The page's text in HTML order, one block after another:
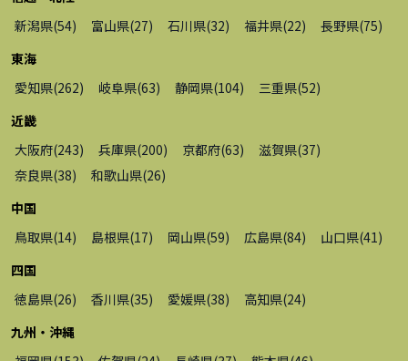
新潟県(54) 富山県(27) 石川県(32) 福井県(22) 長野県(75)
東海
愛知県(262) 岐阜県(63) 静岡県(104) 三重県(52)
近畿
大阪府(243) 兵庫県(200) 京都府(63) 滋賀県(37)
奈良県(38) 和歌山県(26)
中国
鳥取県(14) 島根県(17) 岡山県(59) 広島県(84) 山口県(41 )
四国
徳島県(26) 香川県(35) 愛媛県(38) 高知県(24)
九州・沖縄